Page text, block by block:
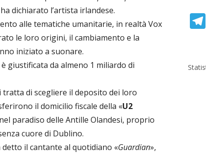
dichiarato l’artista irlandese.
alle tematiche umanitarie, in realtà Vox
le loro origini, il cambiamento e la
iniziato a suonare.
giustificata da almeno 1 miliardo di
di scegliere il deposito dei loro
il domicilio fiscale della «U2
paradiso delle Antille Olandesi, proprio
cuore di Dublino.
detto il cantante al quotidiano «Guardian»,